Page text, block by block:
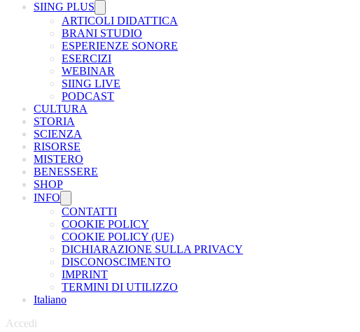
SIING PLUS
ARTICOLI DIDATTICA
BRANI STUDIO
ESPERIENZE SONORE
ESERCIZI
WEBINAR
SIING LIVE
PODCAST
CULTURA
STORIA
SCIENZA
RISORSE
MISTERO
BENESSERE
SHOP
INFO
CONTATTI
COOKIE POLICY
COOKIE POLICY (UE)
DICHIARAZIONE SULLA PRIVACY
DISCONOSCIMENTO
IMPRINT
TERMINI DI UTILIZZO
Italiano
Accedi